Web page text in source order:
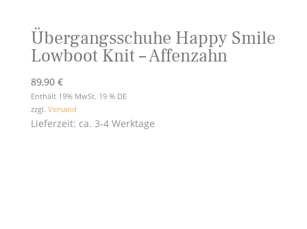
Übergangsschuhe Happy Smile
Lowboot Knit – Affenzahn
89,90 €
Enthält 19% MwSt. 19 % DE
zzgl. Versand
Lieferzeit: ca. 3-4 Werktage